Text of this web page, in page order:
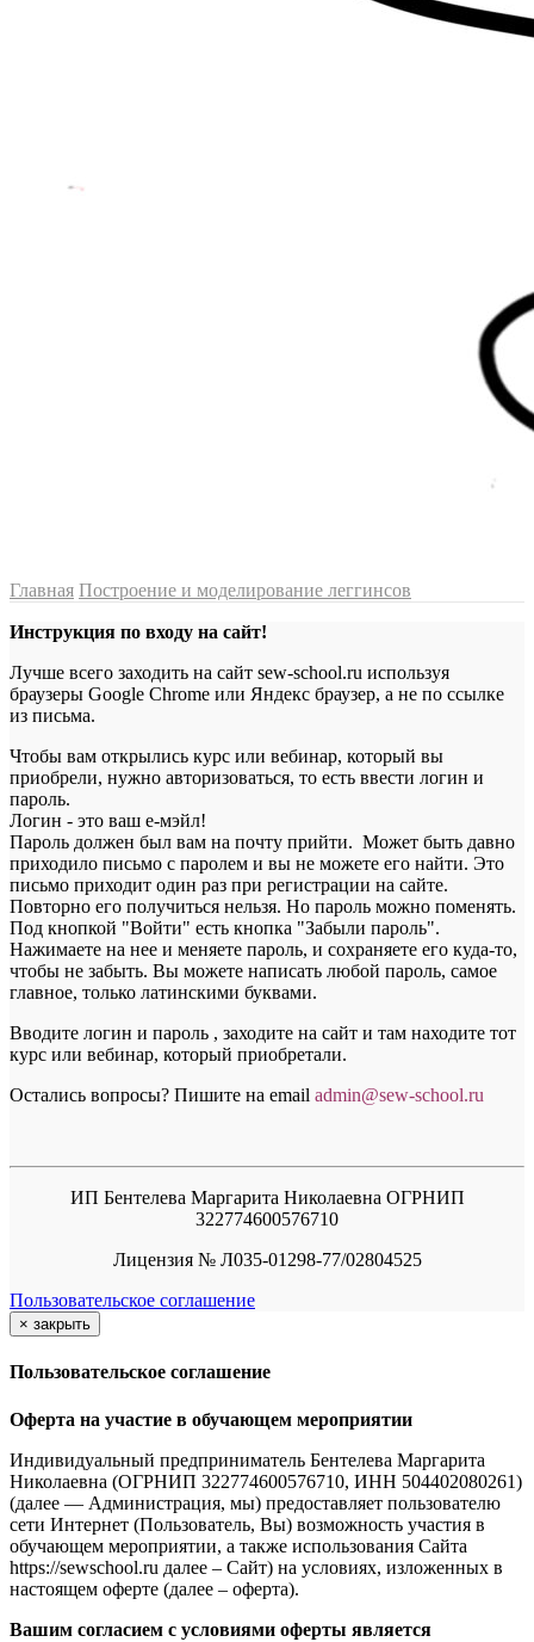
Главная Построение и моделирование леггинсов
Инструкция по входу на сайт!
Лучше всего заходить на сайт sew-school.ru используя
браузеры Google Chrome или Яндекс браузер, а не по ссылке
из письма.
Чтобы вам открылись курс или вебинар, который вы
приобрели, нужно авторизоваться, то есть ввести логин и
пароль.
Логин - это ваш е-мэйл!
Пароль должен был вам на почту прийти. Может быть давно
приходило письмо с паролем и вы не можете его найти. Это
письмо приходит один раз при регистрации на сайте.
Повторно его получиться нельзя. Но пароль можно поменять.
Под кнопкой "Войти" есть кнопка "Забыли пароль".
Нажимаете на нее и меняете пароль, и сохраняете его куда-то,
чтобы не забыть. Вы можете написать любой пароль, самое
главное, только латинскими буквами.
Вводите логин и пароль , заходите на сайт и там находите тот
курс или вебинар, который приобретали.
Остались вопросы? Пишите на email admin@sew-school.ru
ИП Бентелева Маргарита Николаевна ОГРНИП
322774600576710
Лицензия № Л035-01298-77/02804525
Пользовательское соглашение
× закрыть
Пользовательское соглашение
Оферта на участие в обучающем мероприятии
Индивидуальный предприниматель Бентелева Маргарита
Николаевна (ОГРНИП 322774600576710, ИНН 504402080261)
(далее — Администрация, мы) предоставляет пользователю
сети Интернет (Пользователь, Вы) возможность участия в
обучающем мероприятии, а также использования Сайта
https://sewschool.ru далее – Сайт) на условиях, изложенных в
настоящем оферте (далее – оферта).
Вашим согласием с условиями оферты является